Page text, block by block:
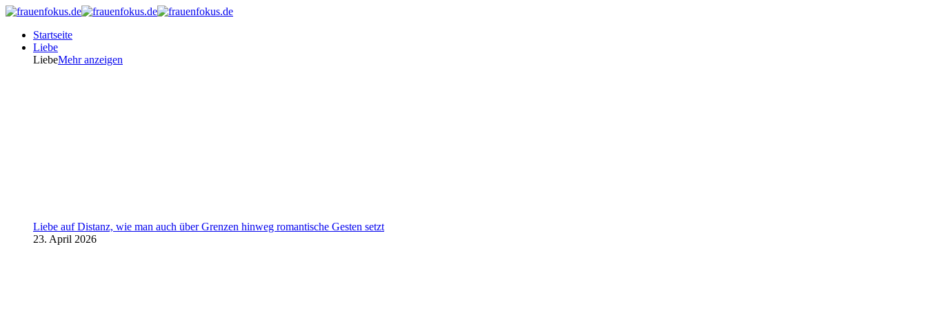
Startseite
Liebe
LiebeMehr anzeigen
Liebe auf Distanz, wie man auch über Grenzen hinweg romantische Gesten setzt
23. April 2026